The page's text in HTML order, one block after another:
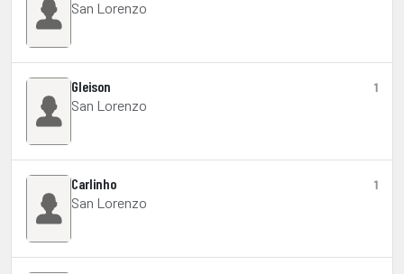
San Lorenzo
Gleison
San Lorenzo
1
Carlinho
San Lorenzo
1